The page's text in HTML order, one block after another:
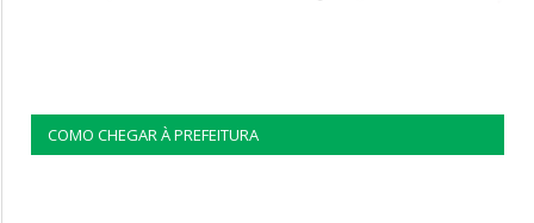
COMO CHEGAR À PREFEITURA